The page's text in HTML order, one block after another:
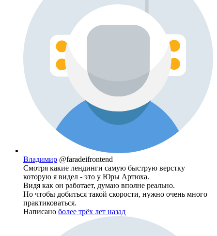
Владимир @faradeifrontend
Смотря какие лендинги самую быструю верстку
которую я видел - это у Юры Артюха.
Видя как он работает, думаю вполне реально.
Но чтобы добиться такой скорости, нужно очень много
практиковаться.
Написано более трёх лет назад